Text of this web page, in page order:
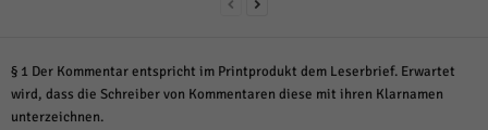
§ 1 Der Kommentar entspricht im Printprodukt dem Leserbrief. Erwartet
wird, dass die Schreiber von Kommentaren diese mit ihren Klarnamen
unterzeichnen.